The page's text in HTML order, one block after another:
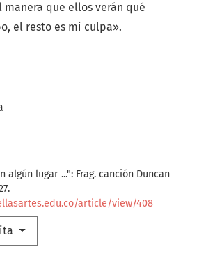
algún lugar ...": Frag. canción Duncan
article/view/408
que ellos verán qué
el resto es mi culpa».